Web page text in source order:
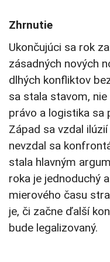
Zhrnutie
Ukončujúci sa rok
zásadných nových
dlhých konfliktov
sa stala stavom,
právo a logistika sa
Západ sa vzdal
nevzdal sa
stala hlavným
roka je jednoduchý
mierového času
je, či začne ďalší
bude legalizovaný.